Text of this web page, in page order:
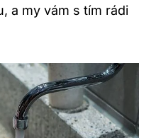
a my vám s tím rádi